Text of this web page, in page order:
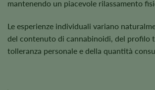
mantenendo un piacevole rilassamento
Le esperienze individuali variano
del contenuto di cannabinoidi, del profilo
tolleranza personale e della quantità